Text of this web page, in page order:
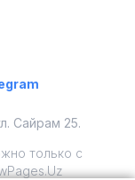
Сайрам 25.
только с